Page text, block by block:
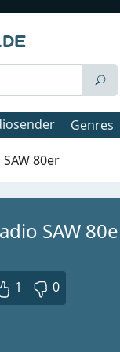
Genres
SAW 80er
SAW
1 0